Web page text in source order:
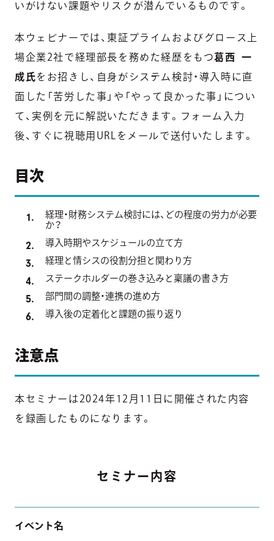
いがけない課題やリスクが潜んでいるものです。
本ウェビナーでは、東証プライムおよびグロース上
場企業2社で経理部長を務めた経歴をもつ葛西 一
成氏をお招きし、自身がシステム検討・導入時に直
面した「苦労した事」や「やって良かった事」につい
て、実例を元に解説いただきます。フォーム入力
後、すぐに視聴用URLをメールで送付いたします。
目次
経理・財務システム検討には、どの程度の労力が必要
か？
導入時期やスケジュールの立て方
経理と情シスの役割分担と関わり方
ステークホルダーの巻き込みと稟議の書き方
部門間の調整・連携の進め方
導入後の定着化と課題の振り返り
注意点
本セミナーは2024年12月11日に開催された内容
を録画したものになります。
セミナー内容
イベント名